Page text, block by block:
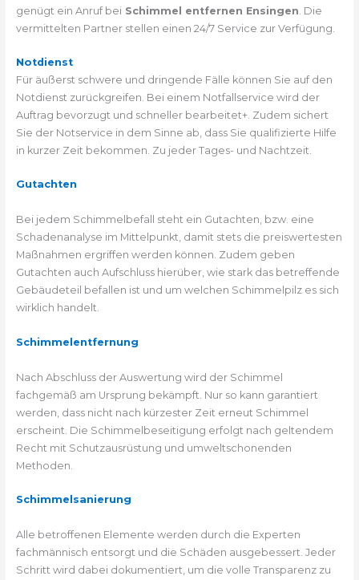
genügt ein Anruf bei Schimmel entfernen Ensingen . Die
vermittelten Partner stellen einen 24/7 Service zur Verfügung.
Notdienst
Für äußerst schwere und dringende Fälle können Sie auf den
Notdienst zurückgreifen. Bei einem Notfallservice wird der
Auftrag bevorzugt und schneller bearbeitet+. Zudem sichert
Sie der Notservice in dem Sinne ab, dass Sie qualifizierte Hilfe
in kurzer Zeit bekommen. Zu jeder Tages- und Nachtzeit.
Gutachten
Bei jedem Schimmelbefall steht ein Gutachten, bzw. eine
Schadenanalyse im Mittelpunkt, damit stets die preiswertesten
Maßnahmen ergriffen werden können. Zudem geben
Gutachten auch Aufschluss hierüber, wie stark das betreffende
Gebäudeteil befallen ist und um welchen Schimmelpilz es sich
wirklich handelt.
Schimmelentfernung
Nach Abschluss der Auswertung wird der Schimmel
fachgemäß am Ursprung bekämpft. Nur so kann garantiert
werden, dass nicht nach kürzester Zeit erneut Schimmel
erscheint. Die Schimmelbeseitigung erfolgt nach geltendem
Recht mit Schutzausrüstung und umweltschonenden
Methoden.
Schimmelsanierung
Alle betroffenen Elemente werden durch die Experten
fachmännisch entsorgt und die Schäden ausgebessert. Jeder
Schritt wird dabei dokumentiert, um die volle Transparenz zu